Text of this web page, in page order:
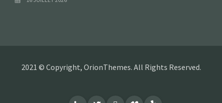
2021 © Copyright, OrionThemes. All Rights Reserved.